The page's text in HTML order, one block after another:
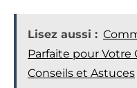
Lisez aussi :
Parfaite pour Votre
Conseils et Astuces